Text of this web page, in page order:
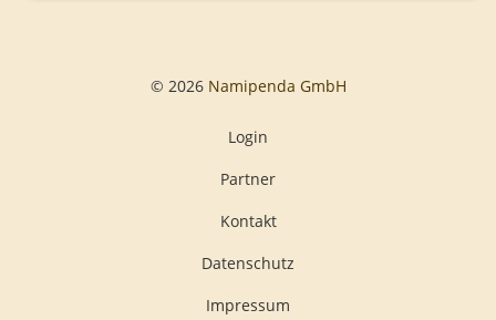
© 2026 Namipenda GmbH
Login
Partner
Kontakt
Datenschutz
Impressum